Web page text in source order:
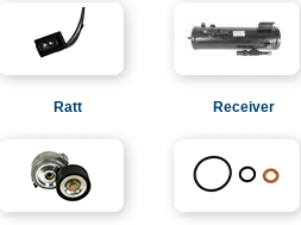
Ratt Receiver